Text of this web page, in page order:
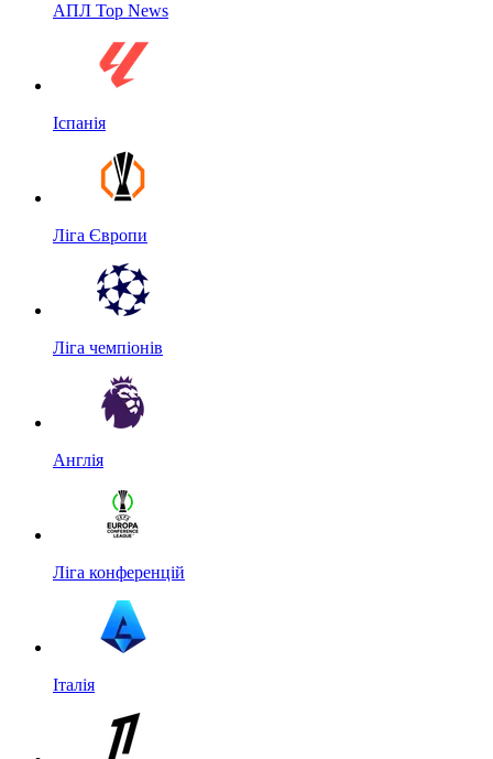
АПЛ Top News
Іспанія
Ліга Європи
Ліга чемпіонів
Англія
Ліга конференцій
Італія